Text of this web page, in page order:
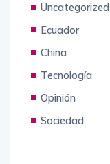
Uncategorized
Ecuador
China
Tecnología
Opinión
Sociedad